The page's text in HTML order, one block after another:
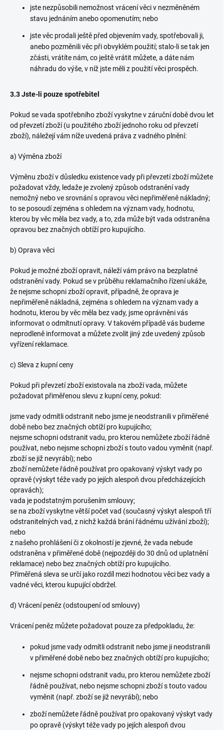
jste nezpůsobili nemožnost vrácení věci v nezměněném
stavu jednáním anebo opomenutím; nebo
jste věc prodali ještě před objevením vady, spotřebovali ji,
anebo pozměnili věc při obvyklém použití; stalo-li se tak jen
zčásti, vrátíte nám, co ještě vrátit můžete, a dáte nám
náhradu do výše, v níž jste měli z použití věci prospěch.
3.3 Jste-li pouze spotřebitel
Pokud se vada spotřebního zboží vyskytne v záruční době dvou let
od převzetí zboží (u použitého zboží jednoho roku od převzetí
zboží), náležejí vám níže uvedená práva z vadného plnění:
a) Výměna zboží
Výměnu zboží v důsledku existence vady při převzetí zboží můžete
požadovat vždy, ledaže je zvolený způsob odstranění vady
nemožný nebo ve srovnání s opravou věci nepřiměřeně nákladný;
to se posoudí zejména s ohledem na význam vady, hodnotu,
kterou by věc měla bez vady, a to, zda může být vada odstraněna
opravou bez značných obtíží pro kupujícího.
b) Oprava věci
Pokud je možné zboží opravit, náleží vám právo na bezplatné
odstranění vady. Pokud se v průběhu reklamačního řízení ukáže,
že nejsme schopni zboží opravit, případně, že oprava je
nepřiměřeně nákladná, zejména s ohledem na význam vady a
hodnotu, kterou by věc měla bez vady, jsme oprávněni vás
informovat o odmítnutí opravy. V takovém případě vás budeme
neprodleně informovat a můžete zvolit jiný zde uvedený způsob
vyřízení reklamace.
c) Sleva z kupní ceny
Pokud při převzetí zboží existovala na zboží vada, můžete
požadovat přiměřenou slevu z kupní ceny, pokud:
jsme vady odmítli odstranit nebo jsme je neodstranili v přiměřené
době nebo bez značných obtíží pro kupujícího;
nejsme schopni odstranit vadu, pro kterou nemůžete zboží řádně
používat, nebo nejsme schopni zboží s touto vadou vyměnit (např.
zboží se již nevyrábí); nebo
zboží nemůžete řádně používat pro opakovaný výskyt vady po
opravě (výskyt téže vady po jejích alespoň dvou předcházejících
opravách);
vada je podstatným porušením smlouvy;
se na zboží vyskytne větší počet vad (současný výskyt alespoň tří
odstranitelných vad, z nichž každá brání řádnému užívání zboží);
nebo
z našeho prohlášení či z okolností je zjevné, že vada nebude
odstraněna v přiměřené době (nejpozději do 30 dnů od uplatnění
reklamace) nebo bez značných obtíží pro kupujícího.
Přiměřená sleva se určí jako rozdíl mezi hodnotou věci bez vady a
vadné věci, kterou kupující obdržel.
d) Vrácení peněz (odstoupení od smlouvy)
Vrácení peněz můžete požadovat pouze za předpokladu, že:
pokud jsme vady odmítli odstranit nebo jsme ji neodstranili
v přiměřené době nebo bez značných obtíží pro kupujícího;
nejsme schopni odstranit vadu, pro kterou nemůžete zboží
řádně používat, nebo nejsme schopni zboží s touto vadou
vyměnit (např. zboží se již nevyrábí); nebo
zboží nemůžete řádně používat pro opakovaný výskyt vady
po opravě (výskyt téže vady po jejích alespoň dvou